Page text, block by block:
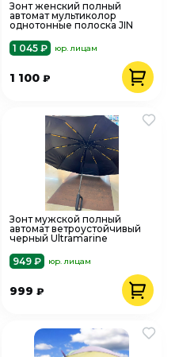
Зонт женский полный
автомат мультиколор
однотонные полоска JIN
1 045 ₽
юр. лицам
1 100₽
Зонт мужской полный
автомат ветроустойчивый
черный Ultramarine
949 ₽
юр. лицам
999₽